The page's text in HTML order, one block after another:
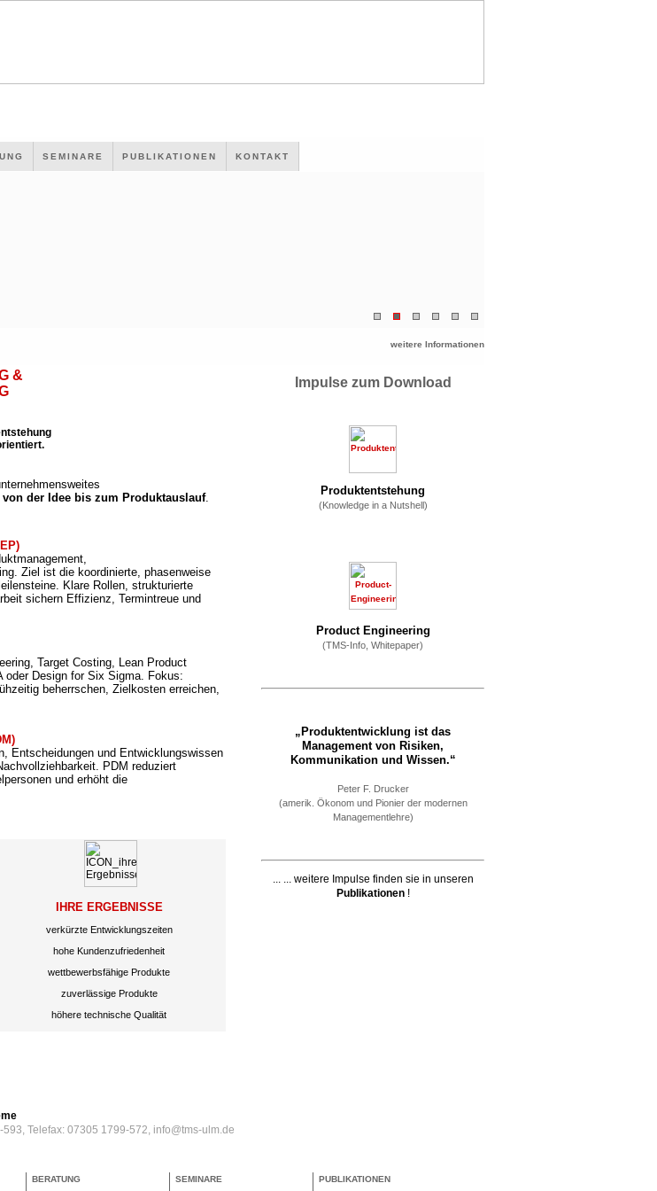
SEMINARE PUBLIKATIONEN KONTAKT
weitere Informationen
&
von der Idee bis zum Produktauslauf.
Ziel ist die koordinierte, phasenweise
Klare Rollen, strukturierte
sichern Effizienz, Termintreue und
Target Costing, Lean Product
oder Design for Six Sigma. Fokus:
beherrschen, Zielkosten erreichen,
Entscheidungen und Entwicklungswissen
PDM reduziert
und erhöht die
IHRE ERGEBNISSE
verkürzte Entwicklungszeiten
hohe Kundenzufriedenheit
wettbewerbsfähige Produkte
zuverlässige Produkte
höhere technische Qualität
Impulse zum Download
Produktentstehung
(Knowledge in a Nutshell)
Product Engineering
(TMS-Info, Whitepaper)
„Produktentwicklung ist das
Management von Risiken,
Kommunikation und Wissen.“
Peter F. Drucker
(amerik. Ökonom und Pionier der modernen
Managementlehre)
... ... weitere Impulse finden sie in unseren
Publikationen!
Telefax: 07305 1799-572, info@tms-ulm.de
BERATUNG
SEMINARE
PUBLIKATIONEN